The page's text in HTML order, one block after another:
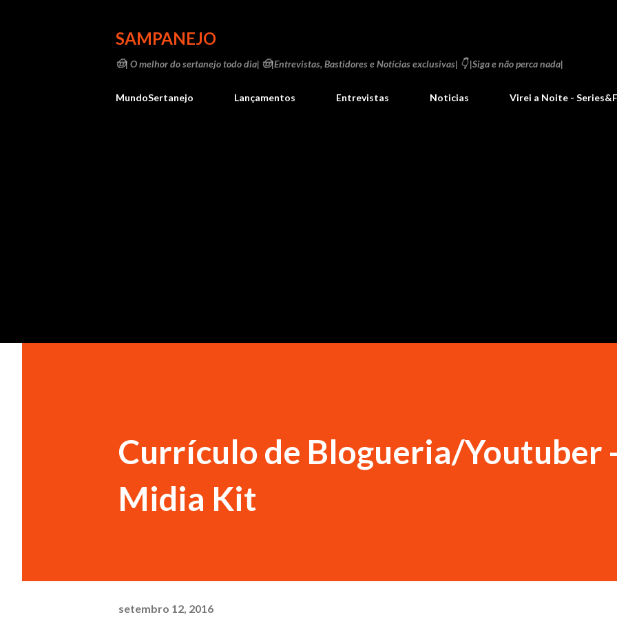
SAMPANEJO
🤠| O melhor do sertanejo todo dia| 🤠|Entrevistas, Bastidores e Notícias exclusivas| 👇 |Siga e não perca nada|
MundoSertanejo Lançamentos Entrevistas Noticias Virei a Noite -
Currículo de Blogueria/Youtuber
Midia Kit
setembro 12, 2016